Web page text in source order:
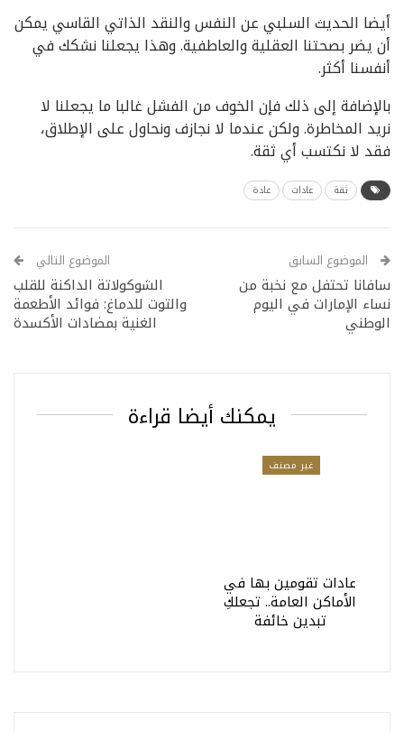
أيضا الحديث السلبي عن النفس والنقد الذاتي القاسي يمكن
أن يضر بصحتنا العقلية والعاطفية. وهذا يجعلنا نشكك في
أنفسنا أكثر.
بالإضافة إلى ذلك فإن الخوف من الفشل غالبا ما يجعلنا لا
نريد المخاطرة. ولكن عندما لا نجازف ونحاول على الإطلاق،
فقد لا نكتسب أي ثقة.
ثقة عادات عادة
الموضوع السابق
سافانا تحتفل مع نخبة من
نساء الإمارات في اليوم
الوطني
الموضوع التالي
الشوكولاتة الداكنة للقلب
والتوت للدماغ: فوائد الأطعمة
الغنية بمضادات الأكسدة
يمكنك أيضا قراءة
غير مصنف
عادات تقومين بها في
الأماكن العامة.. تجعلكِ
تبدين خائفة